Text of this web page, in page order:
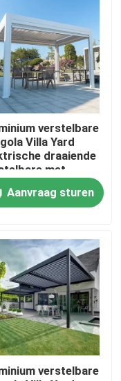
verstelbare
Villa Yard
draaiende
met
dak
Aanvraag sturen
verstelbare